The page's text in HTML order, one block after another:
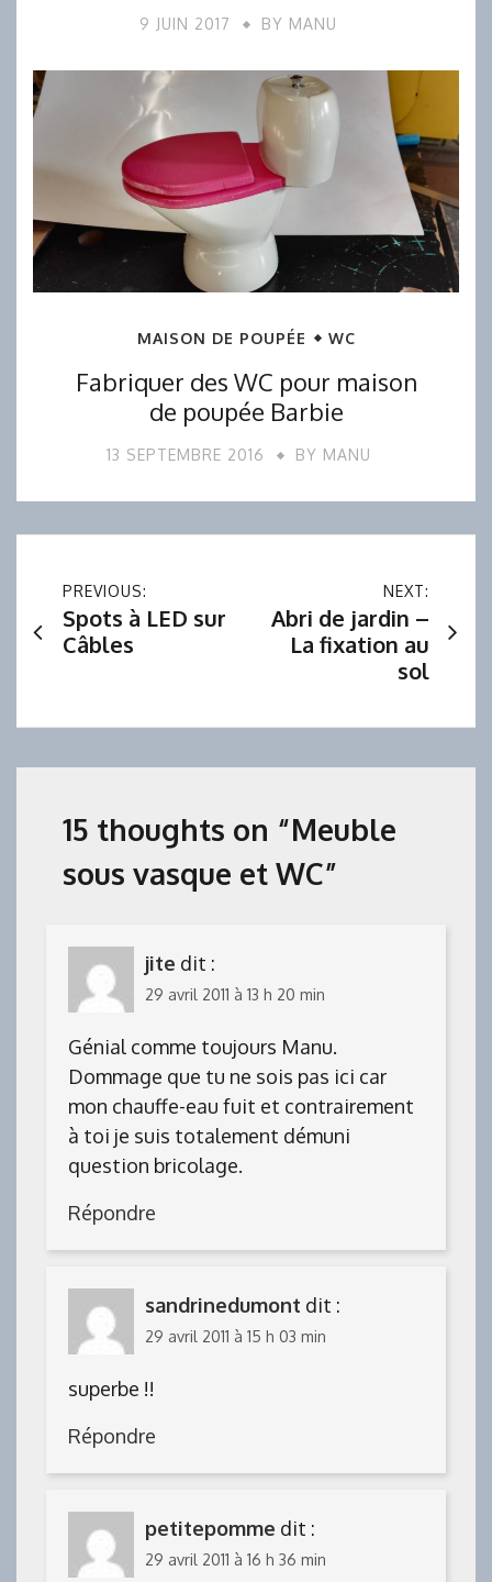
9 JUIN 2017 BY MANU
MAISON DE POUPÉE WC
Fabriquer des WC pour maison
de poupée Barbie
13 SEPTEMBRE 2016 BY MANU
Navigation
de
PREVIOUS:
Spots à LED sur
Câbles
NEXT:
Abri de jardin –
La fixation au
sol
15 thoughts on “Meuble
sous vasque et WC”
jite dit :
29 avril 2011 à 13 h 20 min
Génial comme toujours Manu.
Dommage que tu ne sois pas ici car
mon chauffe-eau fuit et contrairement
à toi je suis totalement démuni
question bricolage.
Répondre
sandrinedumont dit :
29 avril 2011 à 15 h 03 min
superbe !!
Répondre
petitepomme dit :
29 avril 2011 à 16 h 36 min